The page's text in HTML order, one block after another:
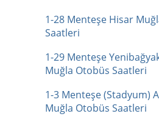
1-28 Menteşe Hisar
Saatleri
1-29 Menteşe
Muğla Otobüs Saatleri
1-3 Menteşe (Stadyum)
Muğla Otobüs Saatleri